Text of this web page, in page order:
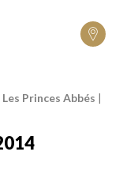
Vignerons
Princes Abbés |